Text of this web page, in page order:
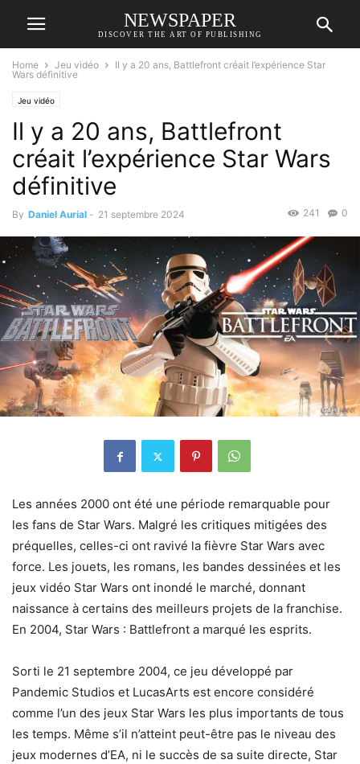
NEWSPAPER
DISCOVER THE ART OF PUBLISHING
Home Jeu vidéo
Il y a 20 ans, Battlefront créait l’expérience Star
Wars définitive
Jeu vidéo
Il y a 20 ans, Battlefront
créait l’expérience Star Wars
définitive
By Daniel Aurial - 21 septembre 2024 0
241
Les années 2000 ont été une période remarquable pour
les fans de Star Wars. Malgré les critiques mitigées des
préquelles, celles-ci ont ravivé la fièvre Star Wars avec
force. Les jouets, les romans, les bandes dessinées et les
jeux vidéo Star Wars ont inondé le marché, donnant
naissance à certains des meilleurs projets de la franchise.
En 2004, Star Wars : Battlefront a marqué les esprits.
Sorti le 21 septembre 2004, ce jeu développé par
Pandemic Studios et LucasArts est encore considéré
comme l’un des jeux Star Wars les plus importants de tous
les temps. Même s’il n’atteint peut-être pas le niveau des
jeux modernes d’EA, ni le succès de sa suite directe, Star